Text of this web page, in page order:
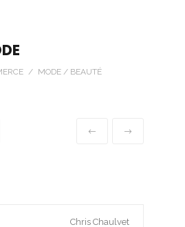
/ MODE / BEAUTÉ
Chris Chaulvet